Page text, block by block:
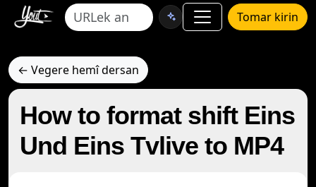
Tomar kirin
← Vegere hemî dersan
How to format shift Eins
Und Eins Tvlive to MP4